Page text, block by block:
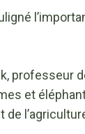
professeur
et
de